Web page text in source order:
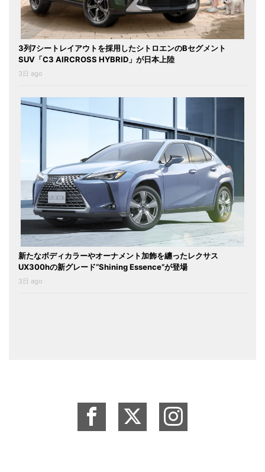
3列7シートレイアウトを採用したシトロエンのBセグメント
SUV「C3 AIRCROSS HYBRID」が日本上陸
3日 ago
新たなボディカラーやオーナメント加飾を纏ったレクサス
UX300hの新グレード“Shining Essence”が登場
3日 ago